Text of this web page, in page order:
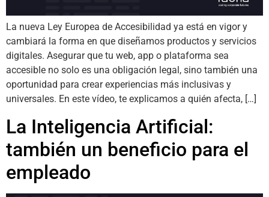
La nueva Ley Europea de Accesibilidad ya está en vigor y
cambiará la forma en que diseñamos productos y servicios
digitales. Asegurar que tu web, app o plataforma sea
accesible no solo es una obligación legal, sino también una
oportunidad para crear experiencias más inclusivas y
universales. En este vídeo, te explicamos a quién afecta, […]
La Inteligencia Artificial:
también un beneficio para el
empleado